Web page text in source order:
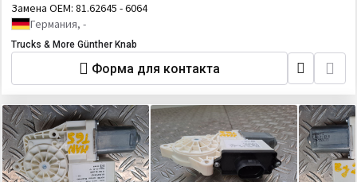
Замена OEM: 81.62645 - 6064
Германия, -
Trucks & More Günther Knab
Форма для контакта